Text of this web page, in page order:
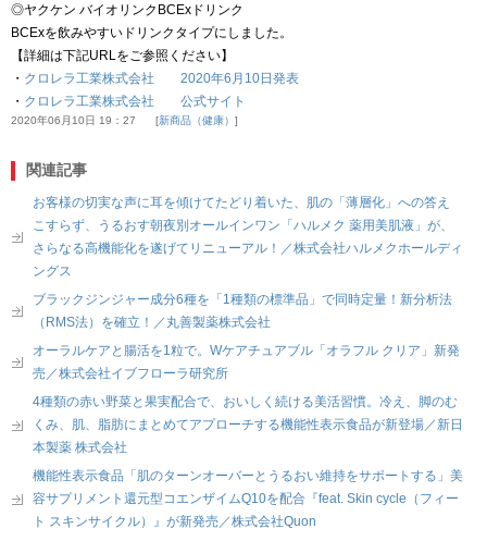
◎ヤクケン バイオリンクBCExドリンク
BCExを飲みやすいドリンクタイプにしました。
【詳細は下記URLをご参照ください】
・ クロレラ工業株式会社 2020年6月10日発表
・ クロレラ工業株式会社 公式サイト
2020年06月10日 19：27 新商品（健康）
関連記事
お客様の切実な声に耳を傾けてたどり着いた、肌の「薄層化」への答え
こすらず、うるおす朝夜別オールインワン「ハルメク 薬用美肌液」が、
さらなる高機能化を遂げてリニューアル！／株式会社ハルメクホールディ
ングス
ブラックジンジャー成分6種を「1種類の標準品」で同時定量！新分析法
（RMS法）を確立！／丸善製薬株式会社
オーラルケアと腸活を1粒で。Wケアチュアブル「オラフル クリア」新発
売／株式会社イブフローラ研究所
4種類の赤い野菜と果実配合で、おいしく続ける美活習慣。冷え、脚のむ
くみ、肌、脂肪にまとめてアプローチする機能性表示食品が新登場／新日
本製薬 株式会社
機能性表示食品「肌のターンオーバーとうるおい維持をサポートする」美
容サプリメント還元型コエンザイムQ10を配合『feat. Skin cycle（フィー
ト スキンサイクル）』が新発売／株式会社Quon